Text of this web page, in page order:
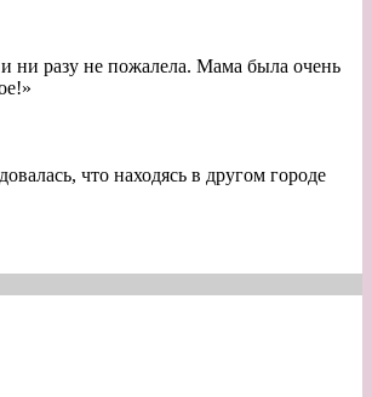
ни разу не пожалела. Мама была очень
»
что находясь в другом городе